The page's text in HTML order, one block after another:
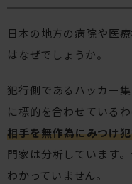
日本の地方の病院や医
はなぜでしょうか。
犯行側であるハッカー
に標的を合わせているわ
相手を無作為にみつけ
門家は分析しています
わかっていません。